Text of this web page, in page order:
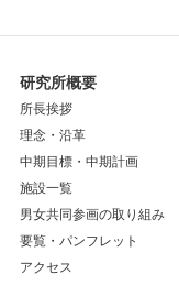
研究所概要
所長挨拶
理念・沿革
中期目標・中期計画
施設一覧
男女共同参画の取り組み
要覧・パンフレット
アクセス